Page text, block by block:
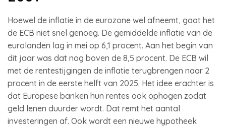
Hoewel de inflatie in de eurozone wel afneemt, gaat het
de ECB niet snel genoeg. De gemiddelde inflatie van de
eurolanden lag in mei op 6,1 procent. Aan het begin van
dit jaar was dat nog boven de 8,5 procent. De ECB wil
met de rentestijgingen de inflatie terugbrengen naar 2
procent in de eerste helft van 2025. Het idee erachter is
dat Europese banken hun rentes ook ophogen zodat
geld lenen duurder wordt. Dat remt het aantal
investeringen af. Ook wordt een nieuwe hypotheek